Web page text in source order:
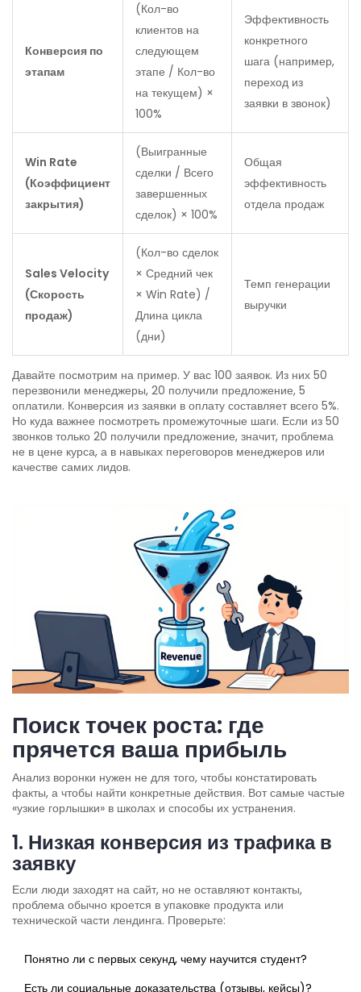
Конверсия по
этапам
(Кол-во
клиентов на
следующем
этапе / Кол-во
на текущем) ×
100%
Эффективность
конкретного
шага (например,
переход из
заявки в звонок)
Win Rate
(Коэффициент
закрытия)
(Выигранные
сделки / Всего
завершенных
сделок) × 100%
Общая
эффективность
отдела продаж
Sales Velocity
(Скорость
продаж)
(Кол-во сделок
× Средний чек
× Win Rate) /
Длина цикла
(дни)
Темп генерации
выручки
Давайте посмотрим на пример. У вас 100 заявок. Из них 50
перезвонили менеджеры, 20 получили предложение, 5
оплатили. Конверсия из заявки в оплату составляет всего 5%.
Но куда важнее посмотреть промежуточные шаги. Если из 50
звонков только 20 получили предложение, значит, проблема
не в цене курса, а в навыках переговоров менеджеров или
качестве самих лидов.
Поиск точек роста: где
прячется ваша прибыль
Анализ воронки нужен не для того, чтобы констатировать
факты, а чтобы найти конкретные действия. Вот самые частые
«узкие горлышки» в школах и способы их устранения.
1. Низкая конверсия из трафика в
заявку
Если люди заходят на сайт, но не оставляют контакты,
проблема обычно кроется в упаковке продукта или
технической части лендинга. Проверьте:
Понятно ли с первых секунд, чему научится студент?
Есть ли социальные доказательства (отзывы, кейсы)?